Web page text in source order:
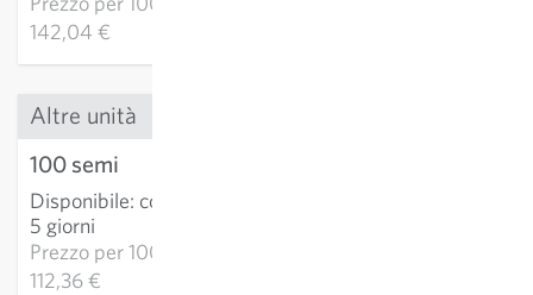
142,04 €
Altre unità
100 semi
Disponibile: consegna 3-
5 giorni
Prezzo per1000k:
112,36 €